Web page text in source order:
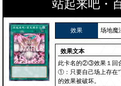
站起来吧・
效果 场地魔
效果文本
此卡名的②③效果１回
①：只要自己场上存在
的效果被破坏。